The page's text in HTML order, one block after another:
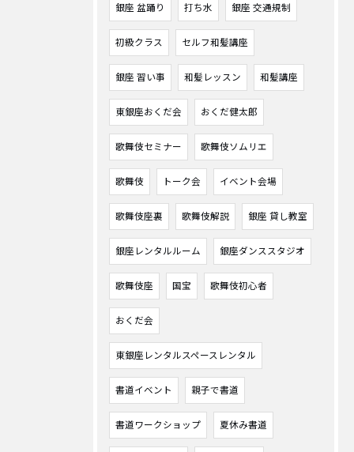
銀座 盆踊り 打ち水 銀座 交通規制
初級クラス セルフ和髪講座
銀座 習い事 和髪レッスン 和髪講座
東銀座おくだ会 おくだ健太郎
歌舞伎セミナー 歌舞伎ソムリエ
歌舞伎 トーク会 イベント会場
歌舞伎座裏 歌舞伎解説 銀座 貸し教室
銀座レンタルルーム 銀座ダンススタジオ
歌舞伎座 国宝 歌舞伎初心者
おくだ会
東銀座レンタルスペースレンタル
書道イベント 親子で書道
書道ワークショップ 夏休み書道